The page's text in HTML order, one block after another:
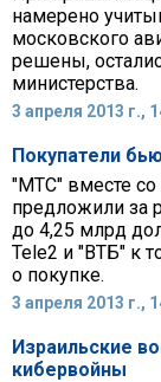
намерено
московского
решены,
министерства.
3 апреля 2013 г.,
Покупатели
"МТС" вместе
предложили за
до 4,25 млрд
Tele2 и "ВТБ" к
о покупке.
3 апреля 2013 г.,
Израильские
кибервойны